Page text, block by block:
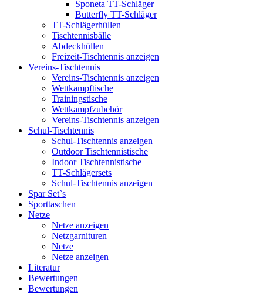
Sponeta TT-Schläger
Butterfly TT-Schläger
TT-Schlägerhüllen
Tischtennisbälle
Abdeckhüllen
Freizeit-Tischtennis anzeigen
Vereins-Tischtennis
Vereins-Tischtennis anzeigen
Wettkampftische
Trainingstische
Wettkampfzubehör
Vereins-Tischtennis anzeigen
Schul-Tischtennis
Schul-Tischtennis anzeigen
Outdoor Tischtennistische
Indoor Tischtennistische
TT-Schlägersets
Schul-Tischtennis anzeigen
Spar Set`s
Sporttaschen
Netze
Netze anzeigen
Netzgarnituren
Netze
Netze anzeigen
Literatur
Bewertungen
Bewertungen